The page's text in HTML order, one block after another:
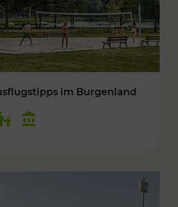
im Burgenland